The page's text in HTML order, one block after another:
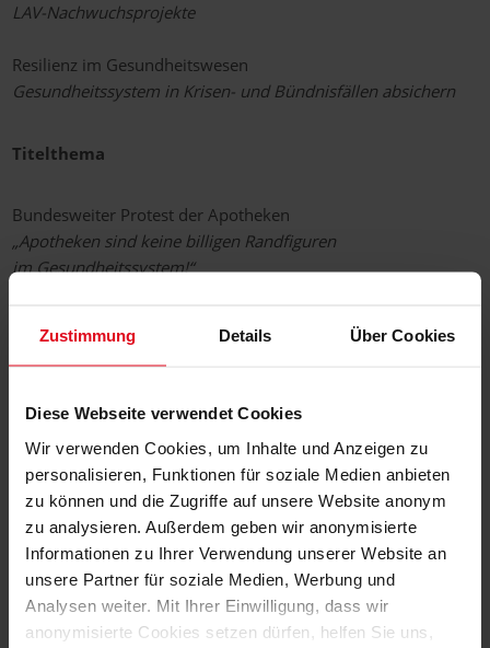
Zustimmung Details Über Cookies
Diese Webseite verwendet Cookies
Wir verwenden Cookies, um Inhalte und Anzeigen zu
personalisieren, Funktionen für soziale Medien anbieten
zu können und die Zugriffe auf unsere Website anonym
zu analysieren. Außerdem geben wir anonymisierte
Informationen zu Ihrer Verwendung unserer Website an
unsere Partner für soziale Medien, Werbung und
Analysen weiter. Mit Ihrer Einwilligung, dass wir
anonymisierte Cookies setzen dürfen, helfen Sie uns,
LAV-Nachwuchsprojekte
Resilienz im Gesundheitswesen
Gesundheitssystem in Krisen- und Bündnisfällen absichern
Titelthema
Bundesweiter Protest der Apotheken
„Apotheken sind keine billigen Randfiguren
im Gesundheitssystem!“
Kommentar
Politik und Wirtschaft
LAV-Forum
Menschen wollen von Menschen versorgt werden!
Journal
Interview mit Apothekerin Sonja Beer